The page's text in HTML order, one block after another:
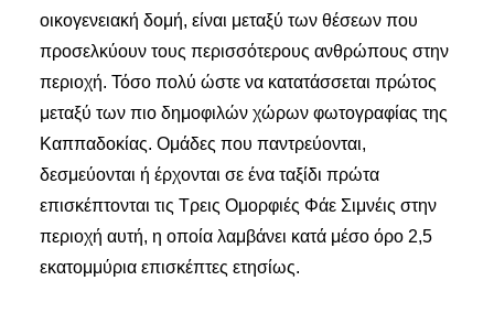
οικογενειακή δομή, είναι μεταξύ των θέσεων που
προσελκύουν τους περισσότερους ανθρώπους στην
περιοχή. Τόσο πολύ ώστε να κατατάσσεται πρώτος
μεταξύ των πιο δημοφιλών χώρων φωτογραφίας της
Καππαδοκίας. Ομάδες που παντρεύονται,
δεσμεύονται ή έρχονται σε ένα ταξίδι πρώτα
επισκέπτονται τις Τρεις Ομορφιές Φάε Σιμνέις στην
περιοχή αυτή, η οποία λαμβάνει κατά μέσο όρο 2,5
εκατομμύρια επισκέπτες ετησίως.